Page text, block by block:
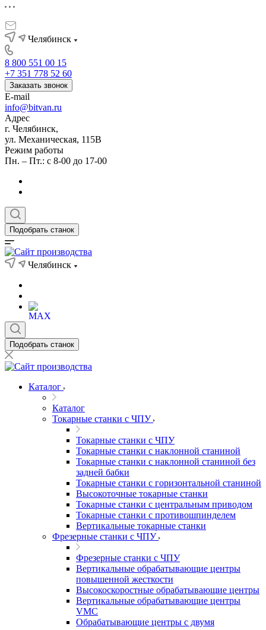
Челябинск
8 800 551 00 15
+7 351 778 52 60
Заказать звонок
E-mail
info@bitvan.ru
Адрес
г. Челябинск,
ул. Механическая, 115В
Режим работы
Пн. – Пт.: с 8-00 до 17-00
Подобрать станок
Челябинск
Подобрать станок
Каталог
Каталог
Токарные станки с ЧПУ
Токарные станки с ЧПУ
Токарные станки с наклонной станиной
Токарные станки с наклонной станиной без
задней бабки
Токарные станки с горизонтальной станиной
Высокоточные токарные станки
Токарные станки с центральным приводом
Токарные станки с противошпинделем
Вертикальные токарные станки
Фрезерные станки с ЧПУ
Фрезерные станки с ЧПУ
Вертикальные обрабатывающие центры
повышенной жесткости
Высокоскоростные обрабатывающие центры
Вертикальные обрабатывающие центры
VMC
Обрабатывающие центры с двумя